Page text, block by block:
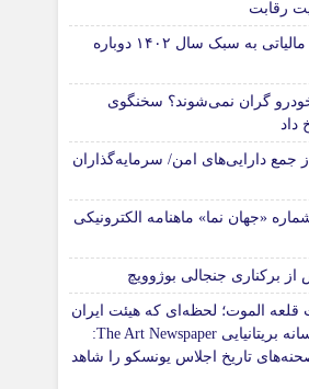
رقابت
بخشودگی جرایم مالیاتی به سبک سال ۱۴۰۲ دوباره
گران نمی‌شوند؟ سخنگوی
داد
جمع دارایی‌های امن/ سرمایه‌گذاران
«جهان نما» ماهنامه الکترونیکی
از برکناری جنجالی بوژوویچ
قلعه الموت؛ لحظه‌ای که هیئت ایران
غرق در شادی شد/ رسانه بریتانیایی The Art Newspaper:
تاریخ اجلاس یونسکو را شاهد